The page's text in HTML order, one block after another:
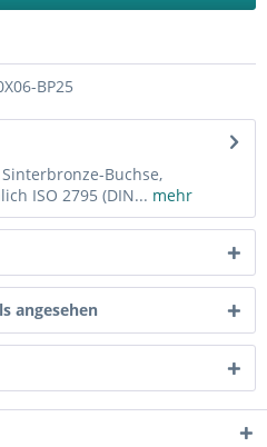
BP25
Buchse,
ISO 2795 (DIN... mehr
angesehen